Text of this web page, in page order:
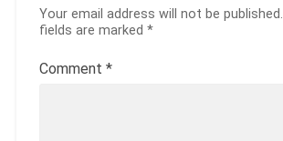
Your email address will not be published.
fields are marked *
Comment *